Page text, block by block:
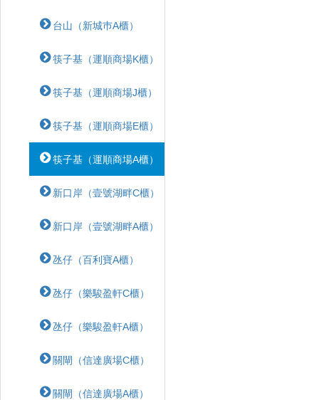
台山（新城巿A櫃）
筷子基（運順商場K櫃）
筷子基（運順商場J櫃）
筷子基（運順商場E櫃）
筷子基（運順商場A櫃）
新口岸（壹號湖畔C櫃）
新口岸（壹號湖畔A櫃）
氹仔（百利寶A櫃）
氹仔（樂駿盈軒C櫃）
氹仔（樂駿盈軒A櫃）
關閘（信達廣場C櫃）
關閘（信達廣場A櫃）